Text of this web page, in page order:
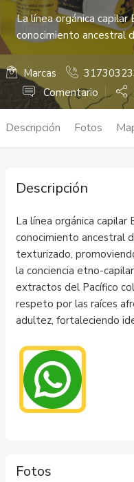
La línea orgánica
conocimiento ancestral
Marcas
Comentario
Descripción Fotos
Descripción
La línea orgánica
conocimiento ancestral
texturizado,
la conciencia etno-
extractos del Pacífico
respeto por las raíces
adultez, fortaleciendo
Fotos